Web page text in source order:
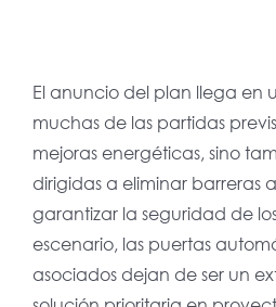
El anuncio del plan llega en
muchas de las partidas
mejoras energéticas, sino
dirigidas a eliminar barreras
garantizar la seguridad de
escenario, las puertas
asociados dejan de ser un